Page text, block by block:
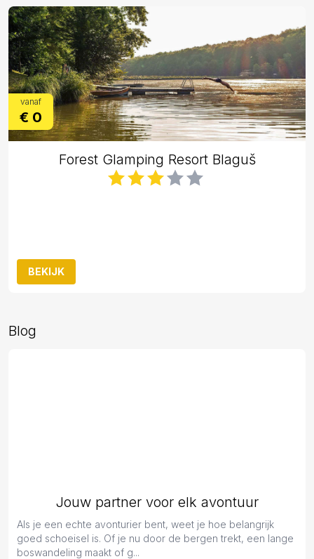
vanaf
€ 0
Forest Glamping Resort Blaguš
BEKIJK
Blog
Jouw partner voor elk avontuur
Als je een echte avonturier bent, weet je hoe belangrijk
goed schoeisel is. Of je nu door de bergen trekt, een lange
boswandeling maakt of g...